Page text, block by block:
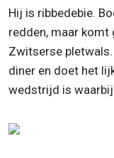
Hij is ribbedebie.
redden, maar komt
Zwitserse
diner en doet het
wedstrijd is